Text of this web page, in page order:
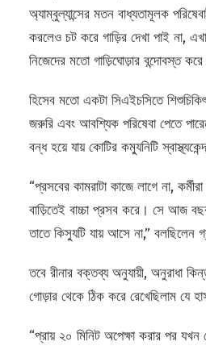
অ্যাম্বুল্যান্সের মতন বাধ্যতামূলক
করলেও চট করে গাড়ির দেখা পাই না,
নিজেদের মতো গাড়িঘোড়ার বন্দোবস্ত
হিসেব মতো একটা সিএইচসিতে
জরুরি এবং আবশ্যিক পরিষেবা পেতে
বন্ধ হয়ে যায় কোটির কম্যুনিটি
“প্রসবের কামরাটা কাজে লাগে না,
বাড়িতেই বাচ্চা প্রসব করে। সে আজ
তাতে কিস্যুটি যায় আসে না,” বলছিলেন
তবে রীনার বক্তব্য অনুযায়ী, অনুরাধা
গোড়ার থেকে ঠিক করে রেখেছিলাম যে
“প্রায় ২০ মিনিট অপেক্ষা করার পর